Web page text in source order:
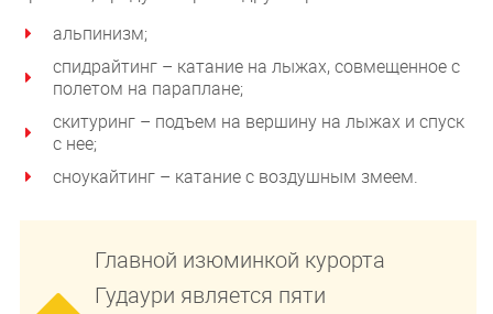
альпинизм;
спидрайтинг – катание на лыжах, совмещенное с
полетом на параплане;
скитуринг – подъем на вершину на лыжах и спуск
с нее;
сноукайтинг – катание с воздушным змеем.
Главной изюминкой курорта
Гудаури является пяти